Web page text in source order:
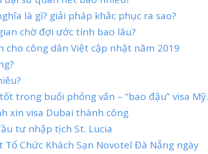
là gì? giải pháp khắc phục ra sao?
chờ đợi ước tính bao lâu?
cho công dân Việt cập nhật năm 2019
trong buổi phỏng vấn – “bao đậu” visa Mỹ.
xin visa Dubai thành công
tư nhập tịch St. Lucia
Tổ Chức Khách Sạn Novotel Đà Nẵng ngày